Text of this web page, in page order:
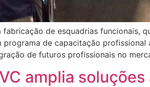
de esquadrias funcionais,
de capacitação
de futuros profissionais no
amplia